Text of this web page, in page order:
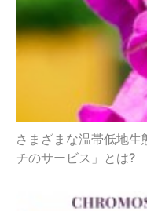
さまざまな温帯低地
チのサービス」とは?